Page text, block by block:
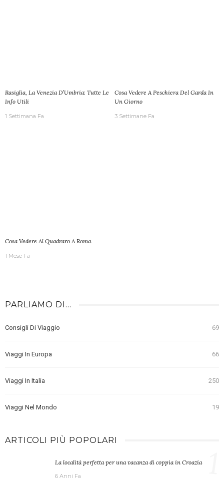
Rasiglia, La Venezia D’Umbria: Tutte Le
Info Utili
1 Settimana Fa
Cosa Vedere A Peschiera Del Garda In
Un Giorno
3 Settimane Fa
Cosa Vedere Al Quadraro A Roma
1 Mese Fa
PARLIAMO DI…
Consigli Di Viaggio 69
Viaggi In Europa 66
Viaggi In Italia 250
Viaggi Nel Mondo 19
ARTICOLI PIÙ POPOLARI
La località perfetta per una vacanza di coppia in Croazia
6 Anni Fa